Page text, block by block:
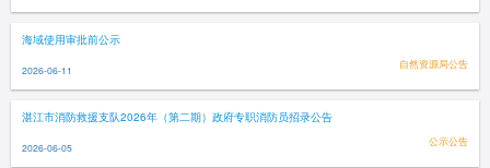
海域使用审批前公示
2026-06-11 自然资源局公告
湛江市消防救援支队2026年（第二期）政府专职消防员招录公告
2026-06-05 公示公告